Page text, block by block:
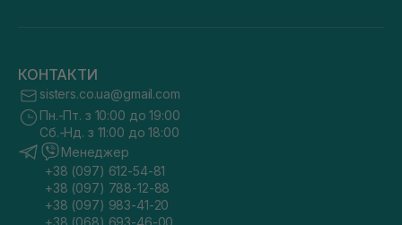
КОНТАКТИ
sisters.co.ua@gmail.com
Пн.-Пт. з 10:00 до 19:00
Сб.-Нд. з 11:00 до 18:00
Менеджер
+38 (097) 612-54-81
+38 (097) 788-12-88
+38 (097) 983-41-20
+38 (068) 693-46-00